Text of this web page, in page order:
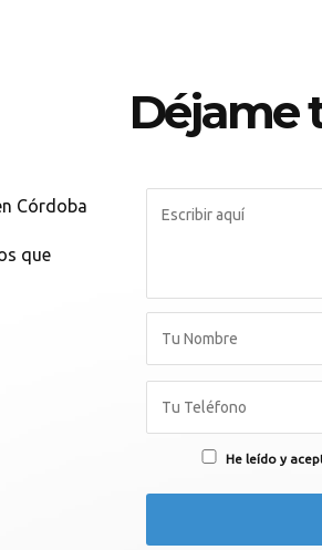
Córdoba
que
Déjame
He leído y